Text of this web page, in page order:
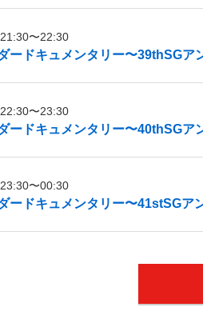
〜22:30
ードキュメンタリー〜39thSGア
〜23:30
ードキュメンタリー〜40thSGア
〜00:30
ードキュメンタリー〜41stSGア